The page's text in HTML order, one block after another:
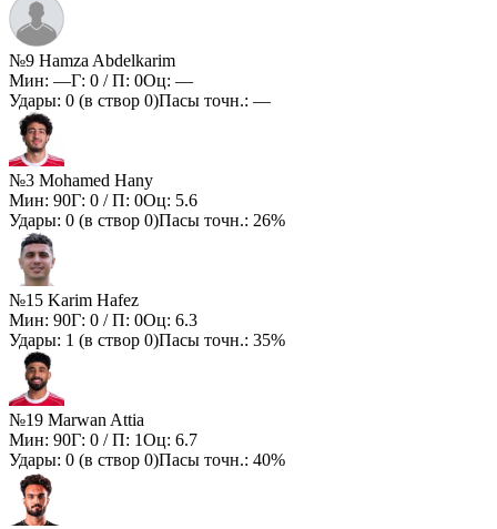
№9 Hamza Abdelkarim
Мин: —Г: 0 / П: 0Оц: —
Удары: 0 (в створ 0)Пасы точн.: —
№3 Mohamed Hany
Мин: 90Г: 0 / П: 0Оц: 5.6
Удары: 0 (в створ 0)Пасы точн.: 26%
№15 Karim Hafez
Мин: 90Г: 0 / П: 0Оц: 6.3
Удары: 1 (в створ 0)Пасы точн.: 35%
№19 Marwan Attia
Мин: 90Г: 0 / П: 1Оц: 6.7
Удары: 0 (в створ 0)Пасы точн.: 40%